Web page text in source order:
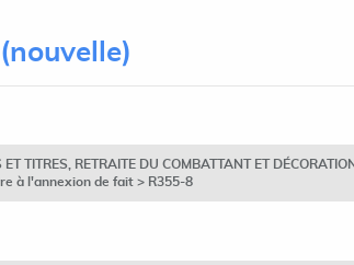
TITRES, RETRAITE DU COMBATTANT ET
à l'annexion de fait > R355-8